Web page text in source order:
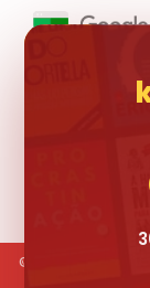
© 2017-2026